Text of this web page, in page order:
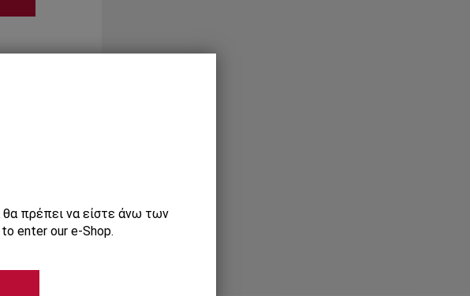
θα πρέπει να είστε άνω των
enter our e-Shop.